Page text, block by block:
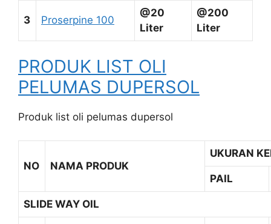
3 Proserpine 100
@20
Liter
@200
Liter
PRODUK LIST OLI
PELUMAS DUPERSOL
Produk list oli pelumas dupersol
NO NAMA PRODUK
UKURAN
PAIL
SLIDE WAY OIL